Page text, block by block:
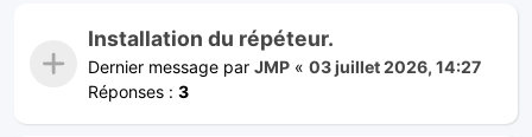
Installation du répéteur.
Dernier message par JMP « 03 juillet 2026, 14:27
Réponses : 3